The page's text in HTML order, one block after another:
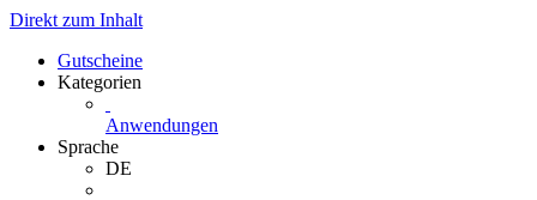
Direkt zum Inhalt
Gutscheine
Kategorien
Anwendungen
Sprache
DE